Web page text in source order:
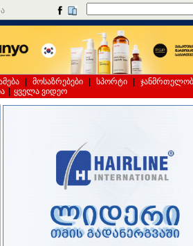
მოსაზრებები სპორტი
ყველა ვიდეო